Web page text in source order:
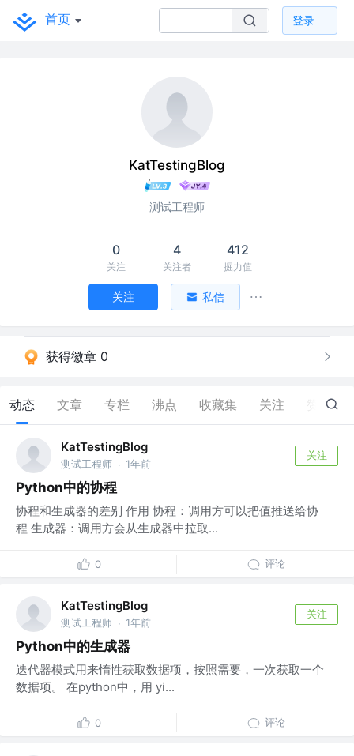
首页 登录
KatTestingBlog
测试工程师
0
关注
4
关注者
412
掘力值
关注 私信
获得徽章 0
动态 文章 专栏 沸点 收藏集 关注 6
KatTestingBlog
测试工程师 · 1年前
关注
Python中的协程
协程和生成器的差别 作用 协程：调用方可以把值推送给协
程 生成器：调用方会从生成器中拉取...
0 评论
KatTestingBlog
测试工程师 · 1年前
关注
Python中的生成器
迭代器模式用来惰性获取数据项，按照需要，一次获取一个
数据项。 在python中，用 yi...
0 评论